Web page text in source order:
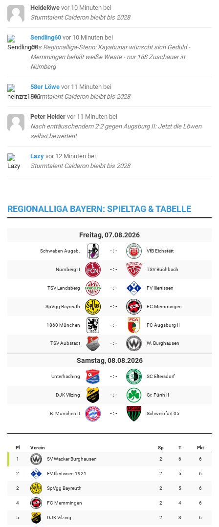
Heidelöwe vor 10 Minuten bei
Sturmtalent Calderon bleibt bis 2028
Sendling60 vor 10 Minuten bei
Das Regionalliga-Steno: Kayabunar wünscht sich Geduld -
Memmingen behält weiße Weste - nur 188 Zuschauer in
Nürnberg
58er Löwe vor 11 Minuten bei
Sturmtalent Calderon bleibt bis 2028
Peter Heider vor 11 Minuten bei
Nach enttäuschendem 2:2 gegen Augsburg II: Jetzt die Löwen
selbst bewerten!
Lazy vor 12 Minuten bei
Sturmtalent Calderon bleibt bis 2028
REGIONALLIGA BAYERN: SPIELTAG & TABELLE
Freitag, 07.08.2026
Schwaben Augsb. - : - VfB Eichstätt
Nürnberg II - : - TSV Buchbach
TSV Landsberg - : - FV Illertissen
SpVgg Bayreuth - : - FC Memmingen
1860 München - : - FC Augsburg II
TSV Aubstadt - : - W. Burghausen
Samstag, 08.08.2026
Unterhaching - : - SC Eltersdorf
DJK Vilzing - : - Gr. Fürth II
B. München II - : - Schweinfurt 05
Pl Verein Sp T Pkt
1 SV Wacker Burghausen 2 6 6
2 FV Illertissen 1921 2 5 6
2 SpVgg Bayreuth 2 5 6
4 FC Memmingen 2 4 6
5 DJK Vilzing 2 3 6